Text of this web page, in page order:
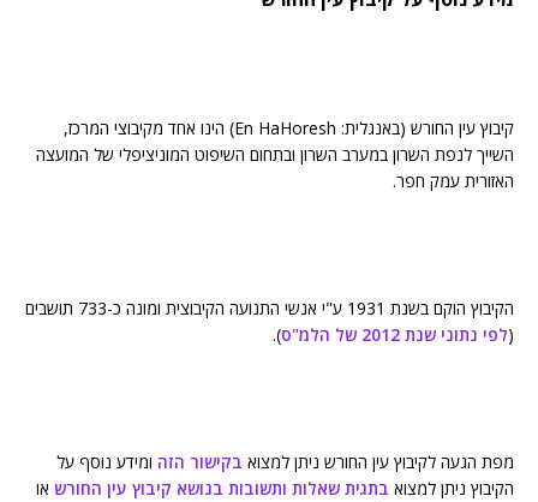
קיבוץ עין החורש (באנגלית: En HaHoresh) הינו אחד מקיבוצי המרכז,
השייך לנפת השרון במערב השרון ובתחום השיפוט המוניציפלי של המועצה
האזורית עמק חפר.
הקיבוץ הוקם בשנת 1931 ע"י אנשי התנועה הקיבוצית ומונה כ-733 תושבים
(לפי נתוני שנת 2012 של הלמ"ס ).
מפת הגעה לקיבוץ עין החורש ניתן למצוא בקישור הזה ומידע נוסף על
הקיבוץ ניתן למצוא בתגית שאלות ותשובות בנושא קיבוץ עין החורש או